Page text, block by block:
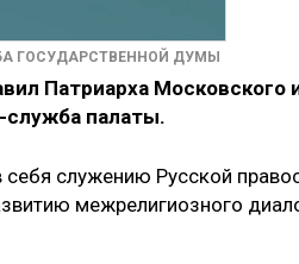
ГОСУДАРСТВЕННОЙ ДУМЫ
Патриарха Московского
служба палаты.
служению Русской
межрелигиозного